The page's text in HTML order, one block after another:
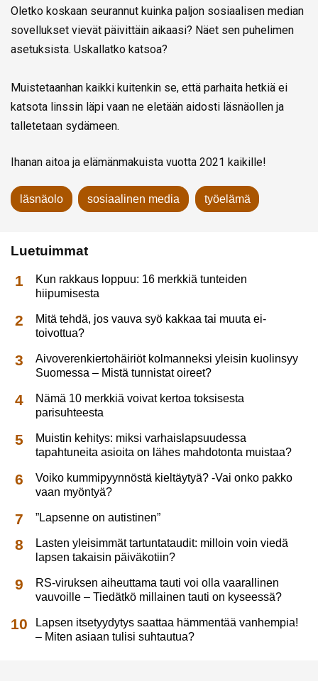
Oletko koskaan seurannut kuinka paljon sosiaalisen median
sovellukset vievät päivittäin aikaasi? Näet sen puhelimen
asetuksista. Uskallatko katsoa?
Muistetaanhan kaikki kuitenkin se, että parhaita hetkiä ei
katsota linssin läpi vaan ne eletään aidosti läsnäollen ja
talletetaan sydämeen.
Ihanan aitoa ja elämänmakuista vuotta 2021 kaikille!
läsnäolo sosiaalinen media työelämä
Luetuimmat
Kun rakkaus loppuu: 16 merkkiä tunteiden
hiipumisesta
Mitä tehdä, jos vauva syö kakkaa tai muuta ei-
toivottua?
Aivoverenkiertohäiriöt kolmanneksi yleisin kuolinsyy
Suomessa – Mistä tunnistat oireet?
Nämä 10 merkkiä voivat kertoa toksisesta
parisuhteesta
Muistin kehitys: miksi varhaislapsuudessa
tapahtuneita asioita on lähes mahdotonta muistaa?
Voiko kummipyynnöstä kieltäytyä? -Vai onko pakko
vaan myöntyä?
”Lapsenne on autistinen”
Lasten yleisimmät tartuntataudit: milloin voin viedä
lapsen takaisin päiväkotiin?
RS-viruksen aiheuttama tauti voi olla vaarallinen
vauvoille – Tiedätkö millainen tauti on kyseessä?
Lapsen itsetyydytys saattaa hämmentää vanhempia!
– Miten asiaan tulisi suhtautua?